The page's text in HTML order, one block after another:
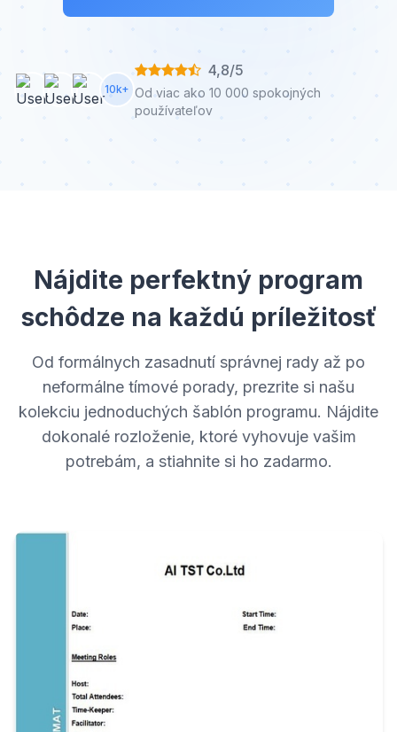
10k+
4,8/5
Od viac ako 10 000 spokojných
používateľov
Nájdite perfektný program
schôdze na každú príležitosť
Od formálnych zasadnutí správnej rady až po
neformálne tímové porady, prezrite si našu
kolekciu jednoduchých šablón programu. Nájdite
dokonalé rozloženie, ktoré vyhovuje vašim
potrebám, a stiahnite si ho zadarmo.